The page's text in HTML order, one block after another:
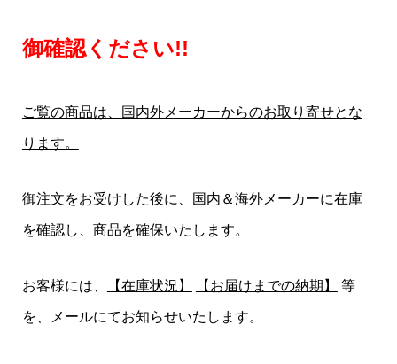
御確認ください!!
ご覧の商品は、国内外メーカーからのお取り寄せとな
ります。
御注文をお受けした後に、国内＆海外メーカーに在庫
を確認し、商品を確保いたします。
お客様には、 【在庫状況】 【お届けまでの納期】 等
を、メールにてお知らせいたします。